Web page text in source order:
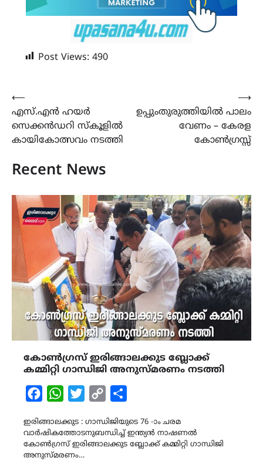
Post Views: 490
Post
navigation
⟵
എസ്.എൻ ഹയർ
സെക്കൻഡറി സ്കൂളിൽ
കായികോത്സവം നടത്തി
ഉപ്പുംതുരുത്തിയിൽ പാലം
വേണം – കേരള
കോൺഗ്രസ്സ്
⟶
Recent News
കോൺഗ്രസ് ഇരിങ്ങാലക്കുട ബ്ലോക്ക്
കമ്മിറ്റി ഗാന്ധിജി അനുസ്മരണം നടത്തി
FacebookWhatsAppTwitterCopy
ഇരിങ്ങാലക്കുട : ഗാന്ധിജിയുടെ 76 -ാം ചരമ
വാർഷികത്തോടനുബന്ധിച്ച് ഇന്ത്യൻ നാഷണൽ
കോൺഗ്രസ് ഇരിങ്ങാലക്കുട ബ്ലോക്ക് കമ്മിറ്റി ഗാന്ധിജി
അനുസ്മരണം…